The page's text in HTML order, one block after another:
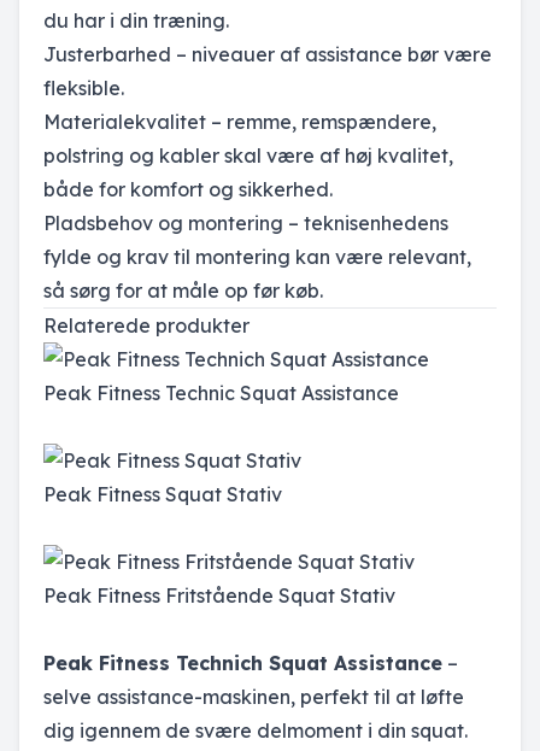
du har i din træning.
Justerbarhed – niveauer af assistance bør være
fleksible.
Materialekvalitet – remme, remspændere,
polstring og kabler skal være af høj kvalitet,
både for komfort og sikkerhed.
Pladsbehov og montering – teknisenhedens
fylde og krav til montering kan være relevant,
så sørg for at måle op før køb.
Relaterede produkter
Peak Fitness Technic Squat Assistance
Peak Fitness Squat Stativ
Peak Fitness Fritstående Squat Stativ
Peak Fitness Technich Squat Assistance –
selve assistance-maskinen, perfekt til at løfte
dig igennem de svære delmoment i din squat.